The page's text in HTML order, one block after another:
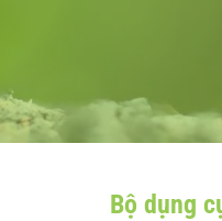
Bộ dụng